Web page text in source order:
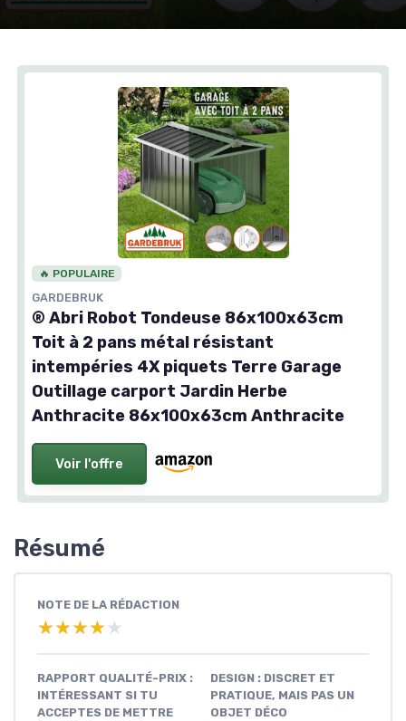
🔥 POPULAIRE
GARDEBRUK
® Abri Robot Tondeuse 86x100x63cm
Toit à 2 pans métal résistant
intempéries 4X piquets Terre Garage
Outillage carport Jardin Herbe
Anthracite 86x100x63cm Anthracite
Voir l'offre
Résumé
NOTE DE LA RÉDACTION
★★★★★
★★★★★
RAPPORT QUALITÉ-PRIX :
INTÉRESSANT SI TU
ACCEPTES DE METTRE
DESIGN : DISCRET ET
PRATIQUE, MAIS PAS UN
OBJET DÉCO